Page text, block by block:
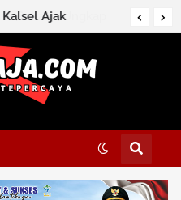
Ajak
Melalui
di HSS